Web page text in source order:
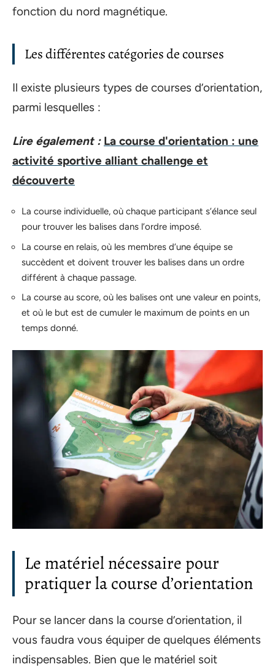
fonction du nord magnétique.
Les différentes catégories de courses
Il existe plusieurs types de courses d’orientation,
parmi lesquelles :
Lire également : La course d'orientation : une
activité sportive alliant challenge et
découverte
La course individuelle, où chaque participant s’élance seul
pour trouver les balises dans l’ordre imposé.
La course en relais, où les membres d’une équipe se
succèdent et doivent trouver les balises dans un ordre
différent à chaque passage.
La course au score, où les balises ont une valeur en points,
et où le but est de cumuler le maximum de points en un
temps donné.
Le matériel nécessaire pour
pratiquer la course d’orientation
Pour se lancer dans la course d’orientation, il
vous faudra vous équiper de quelques éléments
indispensables. Bien que le matériel soit